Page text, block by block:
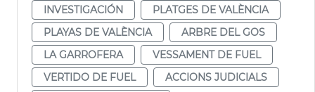
INVESTIGACIÓN
PLATGES DE VALÈNCIA
PLAYAS DE VALÈNCIA
ARBRE DEL GOS
LA GARROFERA
VESSAMENT DE FUEL
VERTIDO DE FUEL
ACCIONS JUDICIALS